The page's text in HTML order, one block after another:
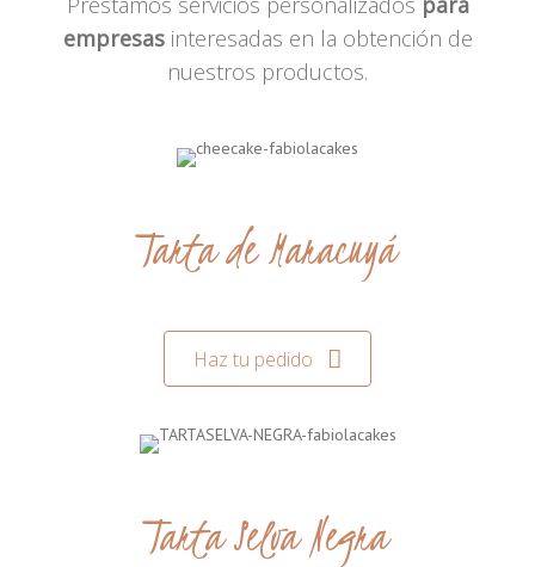
empresasinteresadas en la obtención de
nuestros productos.
Tarta de Maracuyá
Haz tu pedido
Tarta Selva Negra